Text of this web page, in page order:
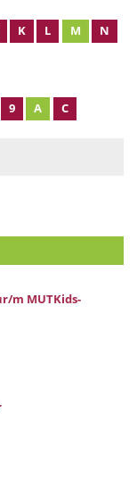
K L M
N
9 A C
m MUTKids-